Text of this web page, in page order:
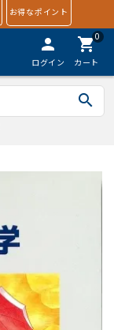
お得なポイント
person
ログイン
0
shopping_cart
カート
search